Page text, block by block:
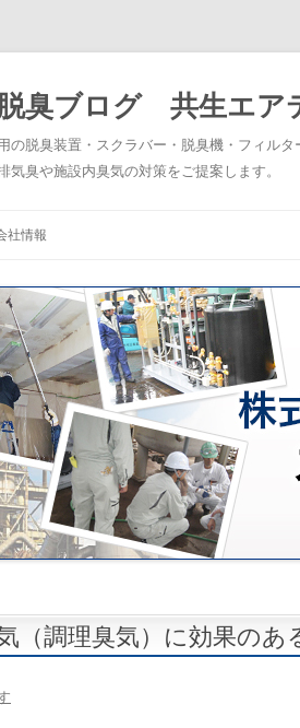
臭ブログ 共生エ
の脱臭装置・スクラバー・脱臭機・フィ
気臭や施設内臭気の対策をご提案します。
社情報
（調理臭気）に効果のあ